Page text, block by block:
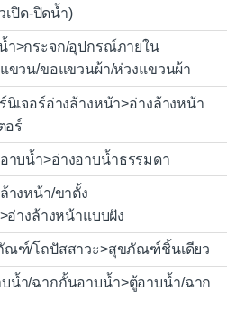
เปิด-ปิดน้ำ)
ำ>กระจก/อุปกรณ์ภายใน
ขวน/ขอแขวนผ้า/ห่วงแขวนผ้า
นิเจอร์อ่างล้างหน้า>อ่างล้างหน้า
อร์
าบน้ำ>อ่างอาบน้ำธรรมดา
างหน้า/ขาตั้ง
อ่างล้างหน้าแบบฝัง
ณฑ์/โถปัสสาวะ>สุขภัณฑ์ชิ้นเดียว
น้ำ/ฉากกั้นอาบน้ำ>ตู้อาบน้ำ/ฉาก